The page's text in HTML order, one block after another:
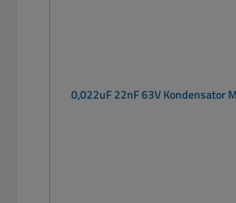
0,022uF 22nF 63V Kondensator